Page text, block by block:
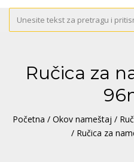
Ručica za
Početna / Okov nameštaj /
/ Ručica za